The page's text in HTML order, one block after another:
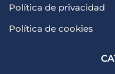
Política de privacidad
Política de cookies